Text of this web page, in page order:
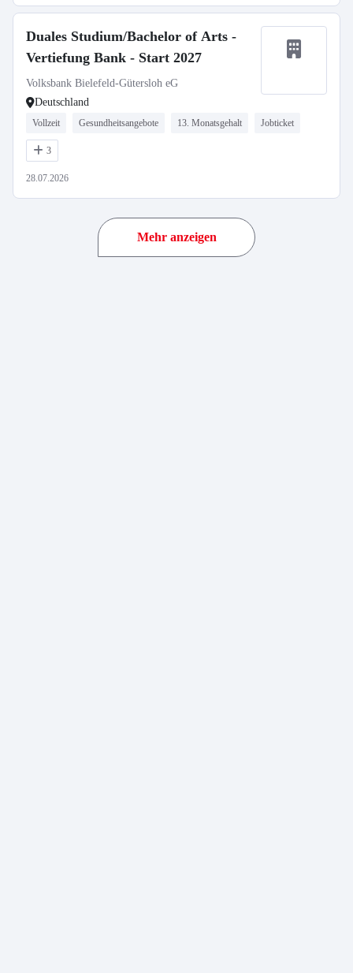
Duales Studium/Bachelor of Arts -
Vertiefung Bank - Start 2027
Volksbank Bielefeld-Gütersloh eG
Deutschland
Vollzeit Gesundheitsangebote 13. Monatsgehalt Jobticket
3
28.07.2026
Mehr anzeigen